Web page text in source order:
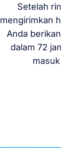
Setelah
mengirimkan
Anda
dalam 72